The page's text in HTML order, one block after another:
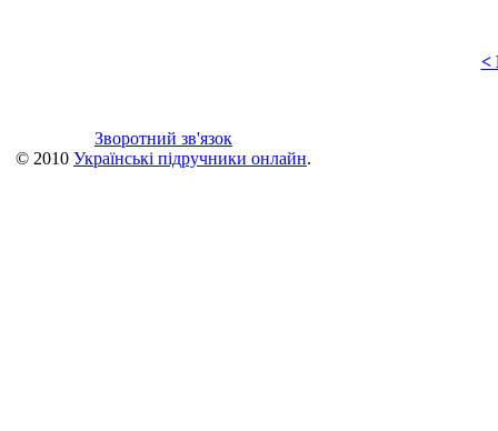
<
Зворотний зв'язок
© 2010 Українські підручники онлайн.